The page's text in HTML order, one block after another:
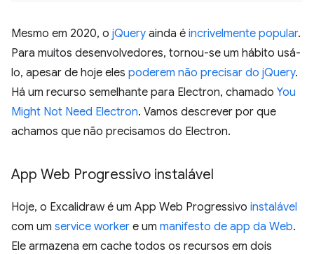
Mesmo em 2020, o jQuery ainda é incrivelmente popular.
Para muitos desenvolvedores, tornou-se um hábito usá-
lo, apesar de hoje eles poderem não precisar do jQuery.
Há um recurso semelhante para Electron, chamado You
Might Not Need Electron. Vamos descrever por que
achamos que não precisamos do Electron.
App Web Progressivo instalável
Hoje, o Excalidraw é um App Web Progressivo instalável
com um service worker e um manifesto de app da Web.
Ele armazena em cache todos os recursos em dois